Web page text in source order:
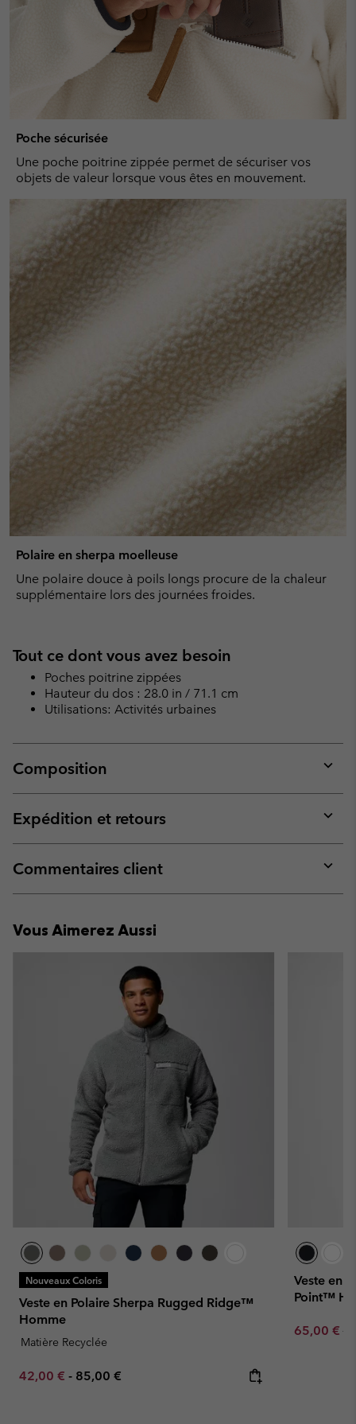
Poche sécurisée
Une poche poitrine zippée permet de sécuriser vos
objets de valeur lorsque vous êtes en mouvement.
Polaire en sherpa moelleuse
Une polaire douce à poils longs procure de la chaleur
supplémentaire lors des journées froides.
Tout ce dont vous avez besoin
Poches poitrine zippées
Hauteur du dos : 28.0 in / 71.1 cm
Utilisations: Activités urbaines
Composition
or
Expédition et retours
or
Commentaires client
or
Vous Aimerez Aussi
Nouveaux Coloris
Veste en Polaire Sherpa Rugged Ridge™
Homme
Matière Recyclée
Minimum sale price:
42,00 € - Maximum price:
85,00 €
Veste en
Point™
Sale price:
65,00 €